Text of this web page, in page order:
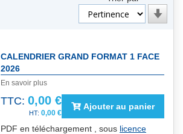
Par
ordre
CALENDRIER GRAND FORMAT 1 FACE
2026
En savoir plus
TTC: 0,00 €
0,00 €
Ajouter au panier
PDF en téléchargement , sous licence